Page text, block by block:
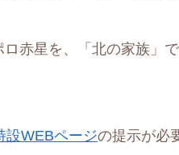
赤星を、「北の家族」
設WEBページの提示が必